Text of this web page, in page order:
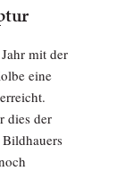
mit der
eine
dies der